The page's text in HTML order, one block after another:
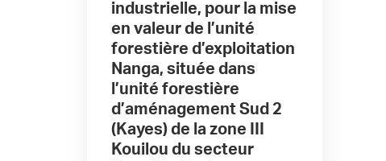
industrielle, pour la mise
en valeur de l’unité
forestière d’exploitation
Nanga, située dans
l’unité forestière
d’aménagement Sud 2
(Kayes) de la zone III
Kouilou du secteur